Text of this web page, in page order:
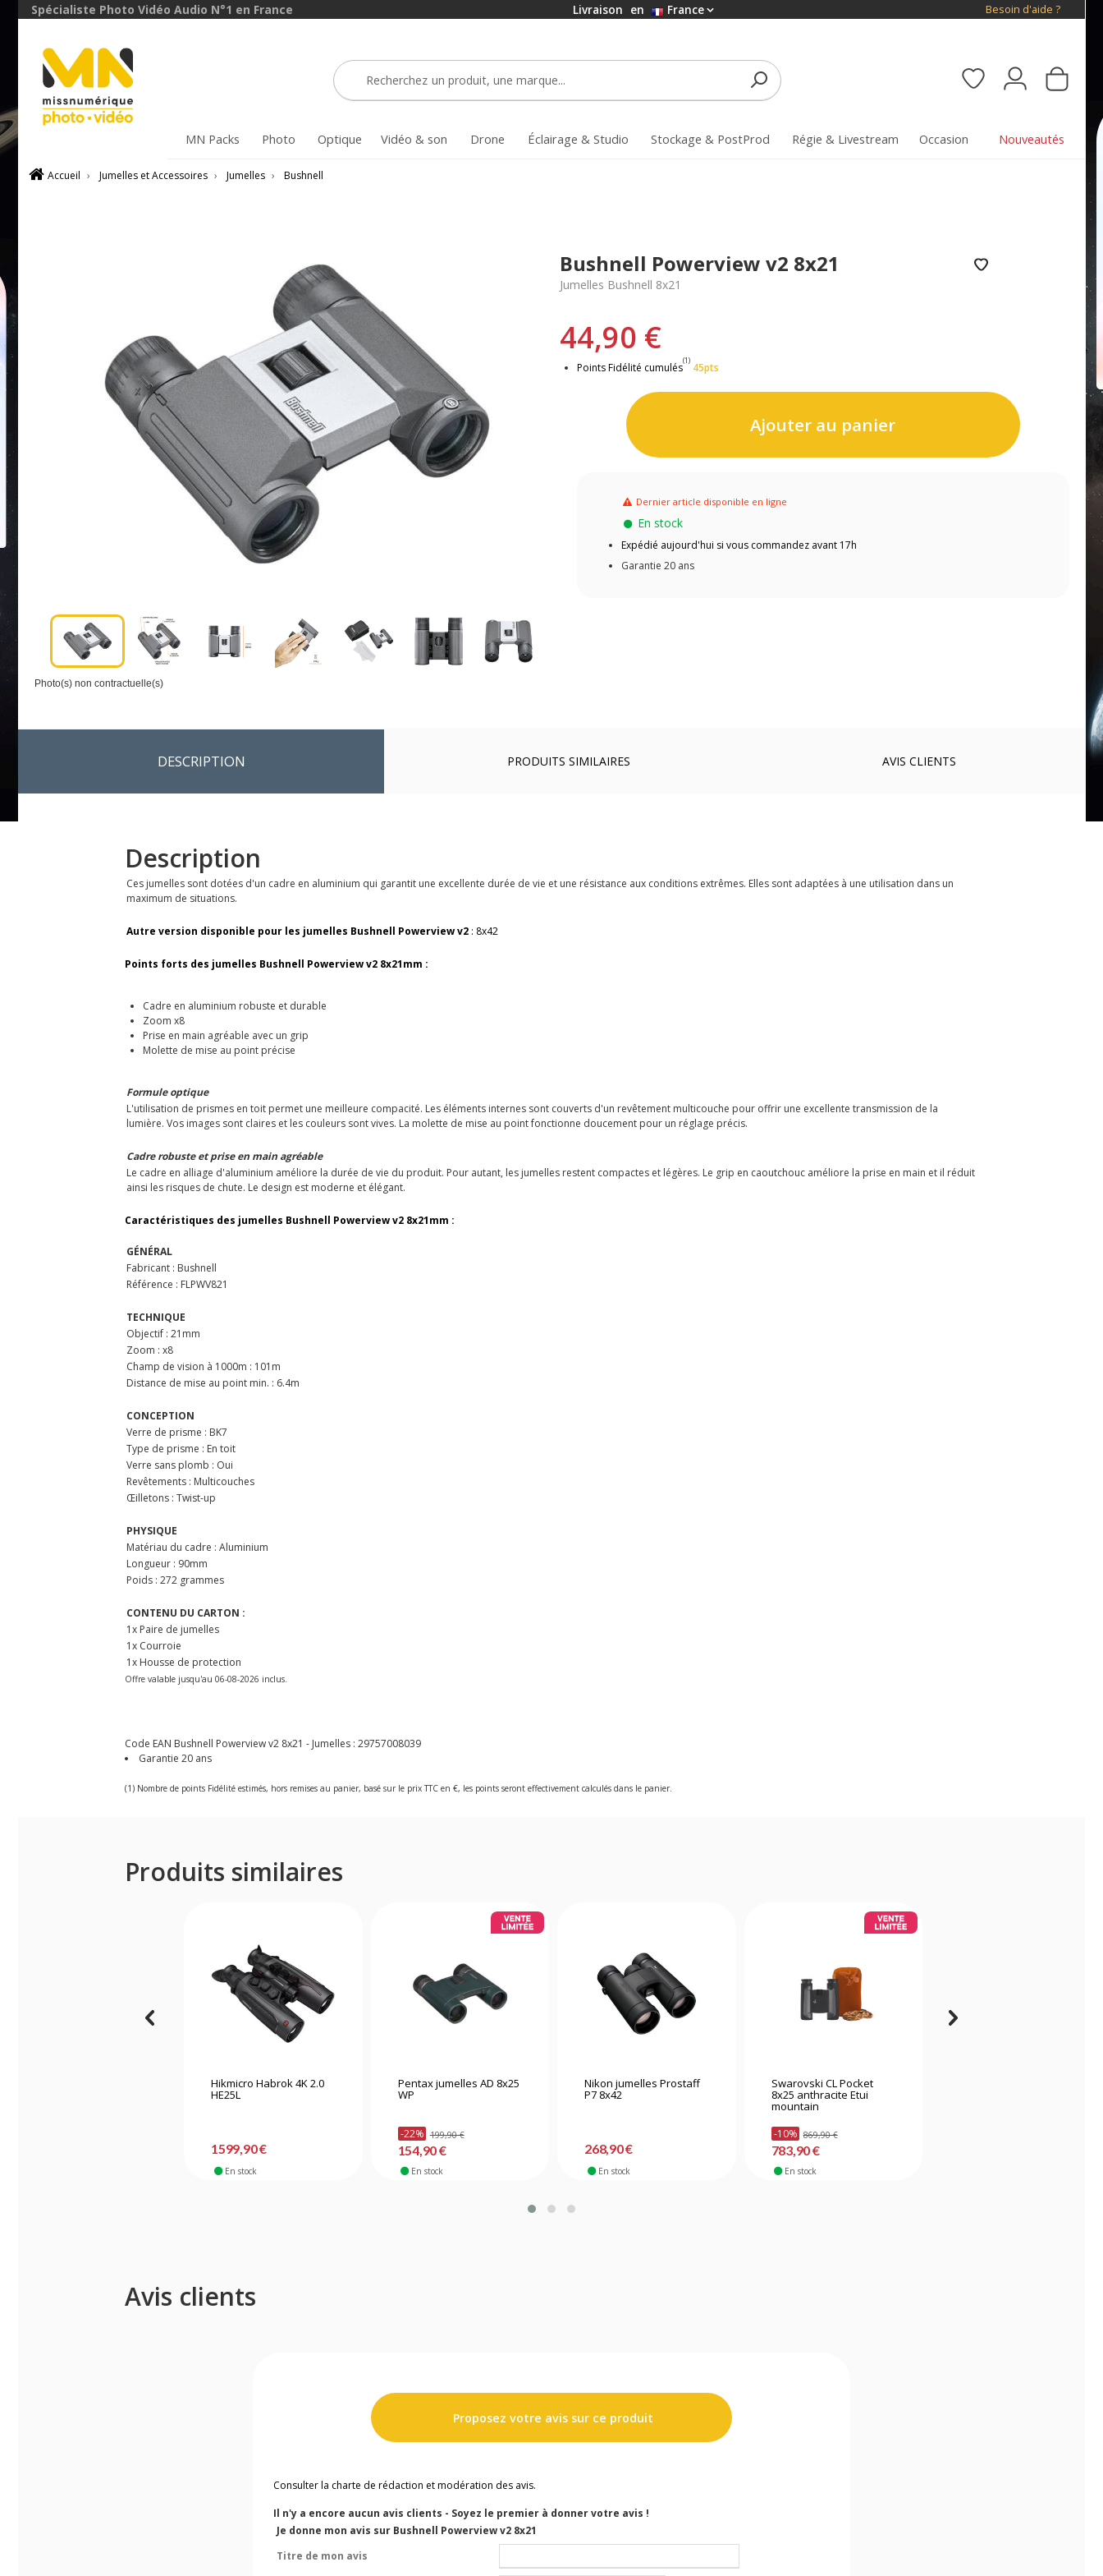
Spécialiste Photo Vidéo Audio N°1 en France Livraison en France Besoin d'aide ?
MN Packs Photo Optique Vidéo & son Drone Éclairage & Studio Stockage & PostProd Régie & Livestream Occasion Nouveautés
Accueil › Jumelles et Accessoires › Jumelles › Bushnell
Photo(s) non contractuelle(s)
Bushnell Powerview v2 8x21
Jumelles Bushnell 8x21
44,90 €
Points Fidélité cumulés
(1)
45pts
Ajouter au panier
Dernier article disponible en ligne
En stock
Expédié aujourd'hui si vous commandez avant 17h
Garantie 20 ans
DESCRIPTION PRODUITS SIMILAIRES AVIS CLIENTS
Description
Ces jumelles sont dotées d'un cadre en aluminium qui garantit une excellente durée de vie et une résistance aux conditions extrêmes. Elles sont adaptées à une utilisation dans un
maximum de situations.
Autre version disponible pour les jumelles Bushnell Powerview v2 : 8x42
Points forts des jumelles Bushnell Powerview v2 8x21mm :
Cadre en aluminium robuste et durable
Zoom x8
Prise en main agréable avec un grip
Molette de mise au point précise
Formule optique
L'utilisation de prismes en toit permet une meilleure compacité. Les éléments internes sont couverts d'un revêtement multicouche pour offrir une excellente transmission de la
lumière. Vos images sont claires et les couleurs sont vives. La molette de mise au point fonctionne doucement pour un réglage précis.
Cadre robuste et prise en main agréable
Le cadre en alliage d'aluminium améliore la durée de vie du produit. Pour autant, les jumelles restent compactes et légères. Le grip en caoutchouc améliore la prise en main et il réduit
ainsi les risques de chute. Le design est moderne et élégant.
Caractéristiques des jumelles Bushnell Powerview v2 8x21mm :
GÉNÉRAL
Fabricant : Bushnell
Référence : FLPWV821
TECHNIQUE
Objectif : 21mm
Zoom : x8
Champ de vision à 1000m : 101m
Distance de mise au point min. : 6.4m
CONCEPTION
Verre de prisme : BK7
Type de prisme : En toit
Verre sans plomb : Oui
Revêtements : Multicouches
Œilletons : Twist-up
PHYSIQUE
Matériau du cadre : Aluminium
Longueur : 90mm
Poids : 272 grammes
CONTENU DU CARTON :
1x Paire de jumelles
1x Courroie
1x Housse de protection
Offre valable jusqu'au 06-08-2026 inclus.
Code EAN Bushnell Powerview v2 8x21 - Jumelles : 29757008039
Garantie 20 ans
(1) Nombre de points Fidélité estimés, hors remises au panier, basé sur le prix TTC en €, les points seront effectivement calculés dans le panier.
Produits similaires
Hikmicro Habrok 4K 2.0
HE25L
1599,90 €
En stock
Pentax jumelles AD 8x25
WP
-22% 199,90 €
154,90 €
En stock
Nikon jumelles Prostaff
P7 8x42
268,90 €
En stock
Swarovski CL Pocket
8x25 anthracite Etui
mountain
-10% 869,90 €
783,90 €
En stock
Avis clients
Proposez votre avis sur ce produit
Consulter la charte de rédaction et modération des avis.
Il n'y a encore aucun avis clients - Soyez le premier à donner votre avis !
Je donne mon avis sur Bushnell Powerview v2 8x21
Titre de mon avis